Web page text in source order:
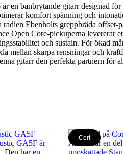
en banbrytande gitarr designad
komfort spänning och
radien Ebenholts greppbräda
Open Core-pickuperna levererar
och sustain. För ökad
mellan skarpa rensningar och
gitarr den perfekta partnern
Cort